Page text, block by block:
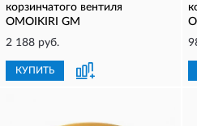
корзинчатого вентиля
OMOIKIRI GM
2 188 руб.
КУПИТЬ